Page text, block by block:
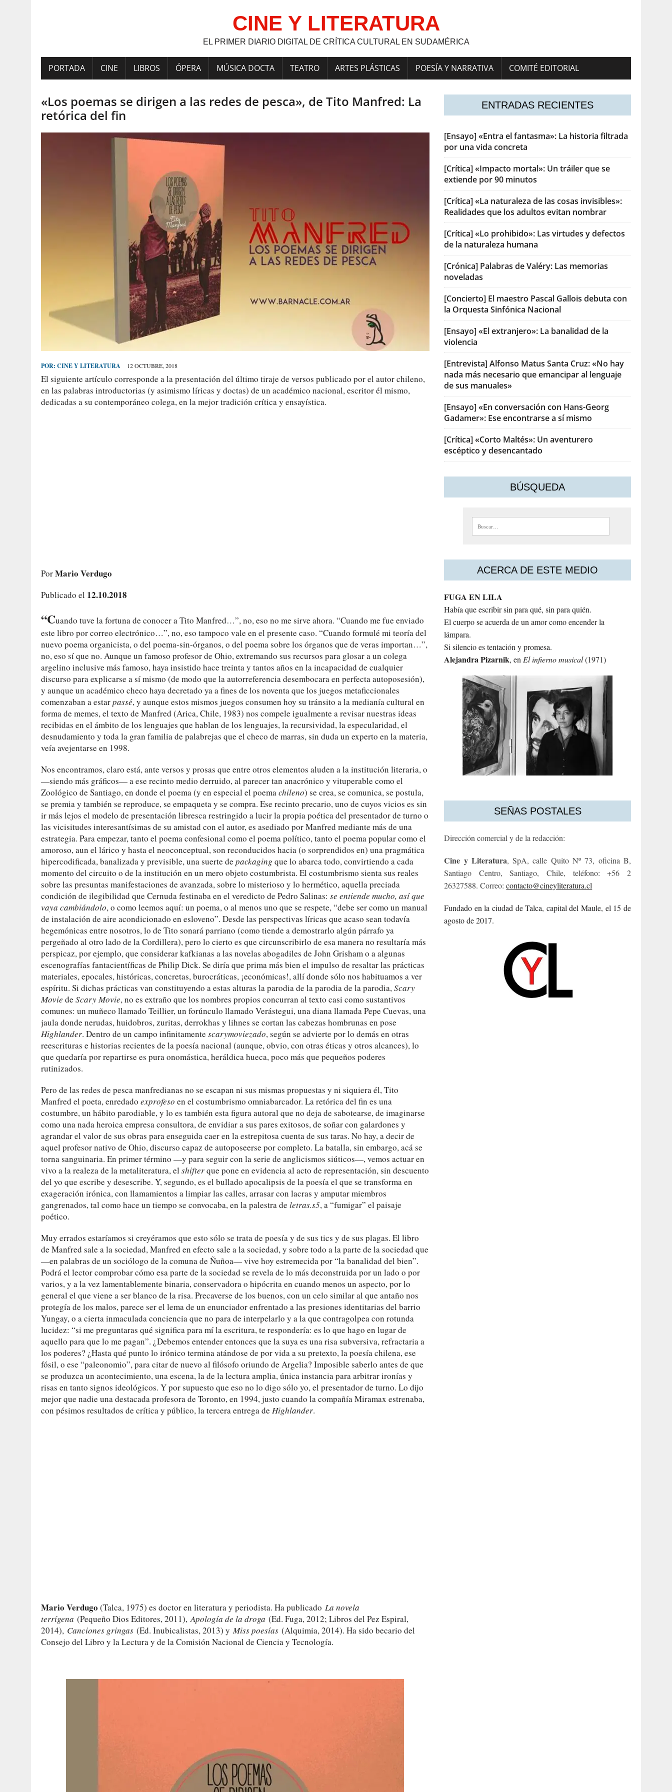
CINE Y LITERATURA
EL PRIMER DIARIO DIGITAL DE CRÍTICA CULTURAL EN SUDAMÉRICA
PORTADA CINE LIBROS ÓPERA MÚSICA DOCTA TEATRO ARTES PLÁSTICAS POESÍA Y NARRATIVA COMITÉ EDITORIAL
«Los poemas se dirigen a las redes de pesca», de Tito Manfred: La
retórica del fin
POR: CINE Y LITERATURA 12 OCTUBRE, 2018
El siguiente artículo corresponde a la presentación del último tiraje de versos publicado por el autor chileno,
en las palabras introductorias (y asimismo líricas y doctas) de un académico nacional, escritor él mismo,
dedicadas a su contemporáneo colega, en la mejor tradición crítica y ensayística.
PorMario Verdugo
Publicado el 12.10.2018
“Cuando tuve la fortuna de conocer a Tito Manfred…”, no, eso no me sirve ahora. “Cuando me fue enviado
este libro por correo electrónico…”, no, eso tampoco vale en el presente caso. “Cuando formulé mi teoría del
nuevo poema organicista, o del poema-sin-órganos, o del poema sobre los órganos que de veras importan…”,
no, eso sí que no. Aunque un famoso profesor de Ohio, extremando sus recursos para glosar a un colega
argelino inclusive más famoso, haya insistido hace treinta y tantos años en la incapacidad de cualquier
discurso para explicarse a sí mismo (de modo que la autorreferencia desembocara en perfecta autoposesión),
y aunque un académico checo haya decretado ya a fines de los noventa que los juegos metaficcionales
comenzaban a estarpassé, y aunque estos mismos juegos consumen hoy su tránsito a la medianía cultural en
forma de memes, el texto de Manfred (Arica, Chile, 1983) nos compele igualmente a revisar nuestras ideas
recibidas en el ámbito de los lenguajes que hablan de los lenguajes, la recursividad, la especularidad, el
desnudamiento y toda la gran familia de palabrejas que el checo de marras, sin duda un experto en la materia,
veía avejentarse en 1998.
Nos encontramos, claro está, ante versos y prosas que entre otros elementos aluden a la institución literaria, o
—siendo más gráficos— a ese recinto medio derruido, al parecer tan anacrónico y vituperable como el
Zoológico de Santiago, en donde el poema (y en especial el poemachileno) se crea, se comunica, se postula,
se premia y también se reproduce, se empaqueta y se compra. Ese recinto precario, uno de cuyos vicios es sin
ir más lejos el modelo de presentación libresca restringido a lucir la propia poética del presentador de turno o
las vicisitudes interesantísimas de su amistad con el autor, es asediado por Manfred mediante más de una
estrategia. Para empezar, tanto el poema confesional como el poema político, tanto el poema popular como el
amoroso, aun el lárico y hasta el neoconceptual, son reconducidos hacia (o sorprendidos en) una pragmática
hipercodificada, banalizada y previsible, una suerte de packaging que lo abarca todo, convirtiendo a cada
momento del circuito o de la institución en un mero objeto costumbrista. El costumbrismo sienta sus reales
sobre las presuntas manifestaciones de avanzada, sobre lo misterioso y lo hermético, aquella preciada
condición de ilegibilidad que Cernuda festinaba en el veredicto de Pedro Salinas: se entiende mucho, así que
vaya cambiándolo, o como leemos aquí: un poema, o al menos uno que se respete, “debe ser como un manual
de instalación de aire acondicionado en esloveno”. Desde las perspectivas líricas que acaso sean todavía
hegemónicas entre nosotros, lo de Tito sonará parriano (como tiende a demostrarlo algún párrafo ya
pergeñado al otro lado de la Cordillera), pero lo cierto es que circunscribirlo de esa manera no resultaría más
perspicaz, por ejemplo, que considerar kafkianas a las novelas abogadiles de John Grisham o a algunas
escenografías fantacientíficas de Philip Dick. Se diría que prima más bien el impulso de resaltar las prácticas
materiales, epocales, históricas, concretas, burocráticas, ¡económicas!, allí donde sólo nos habituamos a ver
espíritu. Si dichas prácticas van constituyendo a estas alturas la parodia de la parodia de la parodia,Scary
Movie de Scary Movie, no es extraño que los nombres propios concurran al texto casi como sustantivos
comunes: un muñeco llamado Teillier, un forúnculo llamado Verástegui, una diana llamada Pepe Cuevas, una
jaula donde nerudas, huidobros, zuritas, derrokhas y lihnes se cortan las cabezas hombrunas en pose
Highlander. Dentro de un campo infinitamente scarymoviezado, según se advierte por lo demás en otras
reescrituras e historias recientes de la poesía nacional (aunque, obvio, con otras éticas y otros alcances), lo
que quedaría por repartirse es pura onomástica, heráldica hueca, poco más que pequeños poderes
rutinizados.
Pero de las redes de pesca manfredianas no se escapan ni sus mismas propuestas y ni siquiera él, Tito
Manfred el poeta, enredado exprofeso en el costumbrismo omniabarcador. La retórica del fin es una
costumbre, un hábito parodiable, y lo es también esta figura autoral que no deja de sabotearse, de imaginarse
como una nada heroica empresa consultora, de envidiar a sus pares exitosos, de soñar con galardones y
agrandar el valor de sus obras para enseguida caer en la estrepitosa cuenta de sus taras. No hay, a decir de
aquel profesor nativo de Ohio, discurso capaz de autoposeerse por completo. La batalla, sin embargo, acá se
torna sanguinaria. En primer término —y para seguir con la serie de anglicismos siúticos—, vemos actuar en
vivo a la realeza de la metaliteratura, el shifterque pone en evidencia al acto de representación, sin descuento
del yo que escribe y desescribe. Y, segundo, es el bullado apocalipsis de la poesía el que se transforma en
exageración irónica, con llamamientos a limpiar las calles, arrasar con lacras y amputar miembros
gangrenados, tal como hace un tiempo se convocaba, en la palestra de letras.s5, a “fumigar” el paisaje
poético.
Muy errados estaríamos si creyéramos que esto sólo se trata de poesía y de sus tics y de sus plagas. El libro
de Manfred sale a la sociedad, Manfred en efecto sale a la sociedad, y sobre todo a la parte de la sociedad que
—en palabras de un sociólogo de la comuna de Ñuñoa— vive hoy estremecida por “la banalidad del bien”.
Podrá el lector comprobar cómo esa parte de la sociedad se revela de lo más deconstruida por un lado o por
varios, y a la vez lamentablemente binaria, conservadora o hipócrita en cuando menos un aspecto, por lo
general el que viene a ser blanco de la risa. Precaverse de los buenos, con un celo similar al que antaño nos
protegía de los malos, parece ser el lema de un enunciador enfrentado a las presiones identitarias del barrio
Yungay, o a cierta inmaculada conciencia que no para de interpelarlo y a la que contragolpea con rotunda
lucidez: “si me preguntaras qué significa para mí la escritura, te respondería: es lo que hago en lugar de
aquello para que lo me pagan”. ¿Debemos entender entonces que la suya es una risa subversiva, refractaria a
los poderes? ¿Hasta qué punto lo irónico termina atándose de por vida a su pretexto, la poesía chilena, ese
fósil, o ese “paleonomio”, para citar de nuevo al filósofo oriundo de Argelia? Imposible saberlo antes de que
se produzca un acontecimiento, una escena, la de la lectura amplia, única instancia para arbitrar ironías y
risas en tanto signos ideológicos. Y por supuesto que eso no lo digo sólo yo, el presentador de turno. Lo dijo
mejor que nadie una destacada profesora de Toronto, en 1994, justo cuando la compañía Miramax estrenaba,
con pésimos resultados de crítica y público, la tercera entrega de Highlander.
Mario Verdugo (Talca, 1975) es doctor en literatura y periodista. Ha publicado La novela
terrígena (Pequeño Dios Editores, 2011),Apología de la droga (Ed. Fuga, 2012; Libros del Pez Espiral,
2014), Canciones gringas (Ed. Inubicalistas, 2013) yMiss poesías (Alquimia, 2014). Ha sido becario del
Consejo del Libro y la Lectura y de la Comisión Nacional de Ciencia y Tecnología.
ENTRADAS RECIENTES
[Ensayo] «Entra el fantasma»: La historia filtrada
por una vida concreta
[Crítica] «Impacto mortal»: Un tráiler que se
extiende por 90 minutos
[Crítica] «La naturaleza de las cosas invisibles»:
Realidades que los adultos evitan nombrar
[Crítica] «Lo prohibido»: Las virtudes y defectos
de la naturaleza humana
[Crónica] Palabras de Valéry: Las memorias
noveladas
[Concierto] El maestro Pascal Gallois debuta con
la Orquesta Sinfónica Nacional
[Ensayo] «El extranjero»: La banalidad de la
violencia
[Entrevista] Alfonso Matus Santa Cruz: «No hay
nada más necesario que emancipar al lenguaje
de sus manuales»
[Ensayo] «En conversación con Hans-Georg
Gadamer»: Ese encontrarse a sí mismo
[Crítica] «Corto Maltés»: Un aventurero
escéptico y desencantado
BÚSQUEDA
Buscar:
ACERCA DE ESTE MEDIO
FUGA EN LILA
Había que escribir sin para qué, sin para quién.
El cuerpo se acuerda de un amor como encender la
lámpara.
Si silencio es tentación y promesa.
AlejandraPizarnik, enEl infierno musical(1971)
SEÑAS POSTALES
Dirección comercial y de la redacción:
Cine y Literatura, SpA, calle Quito Nº 73, oficina B,
Santiago Centro, Santiago, Chile, teléfono: +56 2
26327588. Correo:contacto@cineyliteratura.cl
Fundado en la ciudad de Talca, capital del Maule, el 15 de
agosto de 2017.